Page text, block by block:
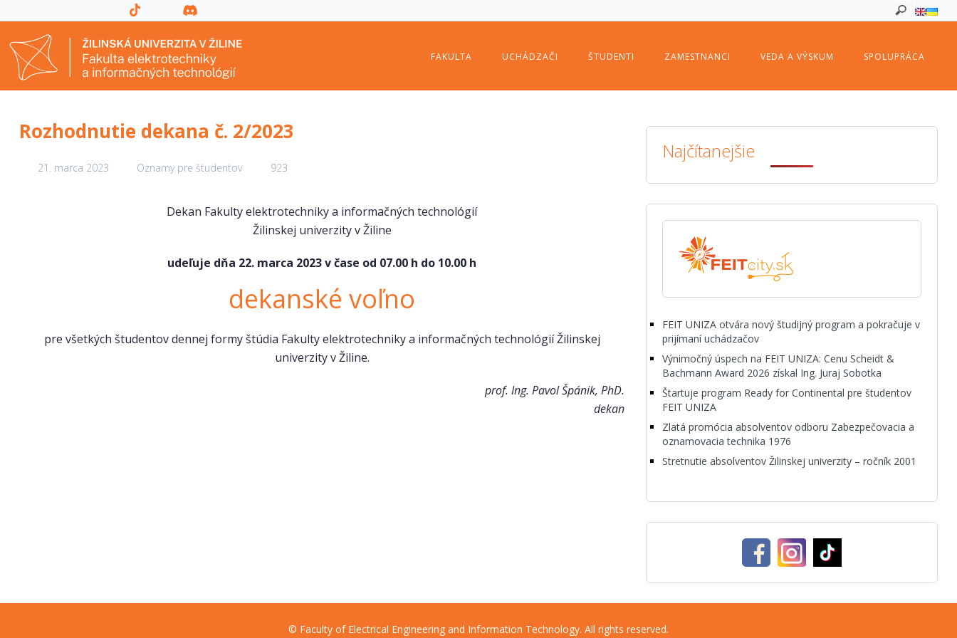
FAKULTA UCHÁDZAČI ŠTUDENTI ZAMESTNANCI VEDA A VÝSKUM SPOLUPRÁCA
Rozhodnutie dekana č. 2/2023
21. marca 2023 Oznamy pre študentov 923
Dekan Fakulty elektrotechniky a informačných technológií
Žilinskej univerzity v Žiline
udeľuje dňa 22. marca 2023 v čase od 07.00 h do 10.00 h
dekanské voľno
pre všetkých študentov dennej formy štúdia Fakulty elektrotechniky a informačných technológií Žilinskej
univerzity v Žiline.
prof. Ing. Pavol Špánik, PhD.
dekan
Najčítanejšie
FEIT UNIZA otvára nový študijný program a pokračuje v
prijímaní uchádzačov
Výnimočný úspech na FEIT UNIZA: Cenu Scheidt &
Bachmann Award 2026 získal Ing. Juraj Sobotka
Štartuje program Ready for Continental pre študentov
FEIT UNIZA
Zlatá promócia absolventov odboru Zabezpečovacia a
oznamovacia technika 1976
Stretnutie absolventov Žilinskej univerzity – ročník 2001
© Faculty of Electrical Engineering and Information Technology. All rights reserved.